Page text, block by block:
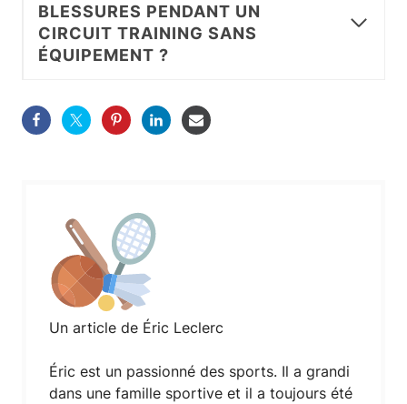
BLESSURES PENDANT UN
CIRCUIT TRAINING SANS
ÉQUIPEMENT ?
Un article de Éric Leclerc
Éric est un passionné des sports. Il a grandi
dans une famille sportive et il a toujours été